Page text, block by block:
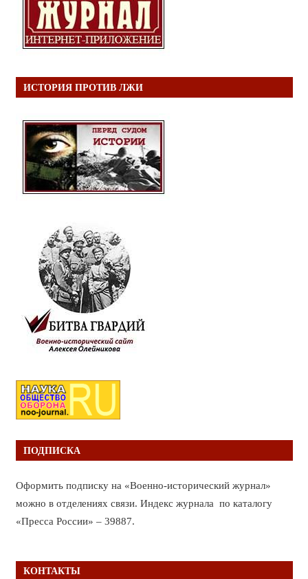
ИСТОРИЯ ПРОТИВ ЛЖИ
ПОДПИСКА
Оформить подписку на «Военно-исторический журнал»
можно в отделениях связи. Индекс журнала по каталогу
«Пресса России» – 39887.
КОНТАКТЫ